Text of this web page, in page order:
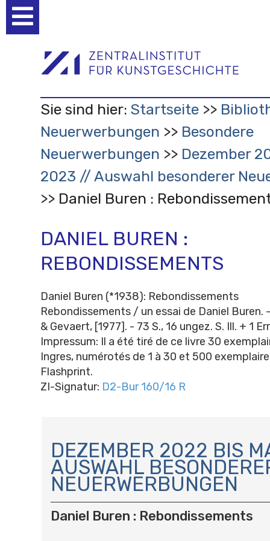
Werkzeuge
Sie sind hier: Startseite
Neuerwerbungen
Besondere
Neuerwerbungen
Dezember
2023 // Auswahl besonderer
Daniel Buren :
DANIEL BUREN :
REBONDISSEMENTS
Daniel Buren (*1938): Rebondissements
Rebondissements / un essai de Daniel Buren.
& Gevaert, [1977]. - 73 S., 16 ungez. S. Ill. + 1
Impressum: Il a été tiré de ce livre 30
Ingres, numérotés de 1 à 30 et 500
Flashprint.
ZI-Signatur: D2-Bur 160/16 R
A
V
I
G
A
T
I
DEZEMBER 2022 BIS
AUSWAHL
NEUERWERBUNGEN
Daniel Buren : Rebondissements